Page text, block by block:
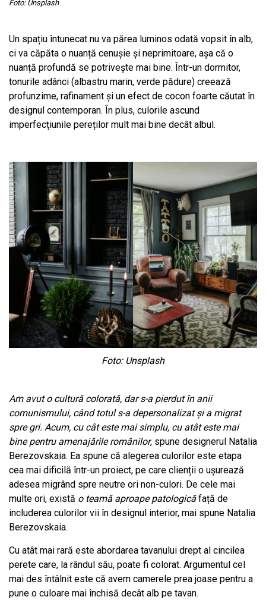
Foto: Unsplash
Un spațiu întunecat nu va părea luminos odată vopsit în alb,
ci va căpăta o nuanță cenușie și neprimitoare, așa că o
nuanță profundă se potrivește mai bine. Într-un dormitor,
tonurile adânci (albastru marin, verde pădure) creează
profunzime, rafinament și un efect de cocon foarte căutat în
designul contemporan. În plus, culorile ascund
imperfecțiunile pereților mult mai bine decât albul.
Foto: Unsplash
Am avut o cultură colorată, dar s-a pierdut în anii
comunismului, când totul s-a depersonalizat și a migrat
spre gri. Acum, cu cât este mai simplu, cu atât este mai
bine pentru amenajările românilor, spune designerul Natalia
Berezovskaia. Ea spune că alegerea culorilor este etapa
cea mai dificilă într-un proiect, pe care clienții o ușurează
adesea migrând spre neutre ori non-culori. De cele mai
multe ori, există o teamă aproape patologicăfață de
includerea culorilor vii în designul interior, mai spune Natalia
Berezovskaia.
Cu atât mai rară este abordarea tavanului drept al cincilea
perete care, la rândul său, poate fi colorat. Argumentul cel
mai des întâlnit este că avem camerele prea joase pentru a
pune o culoare mai închisă decât alb pe tavan.